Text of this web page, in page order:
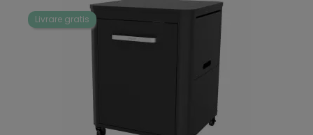
Livrare gratis